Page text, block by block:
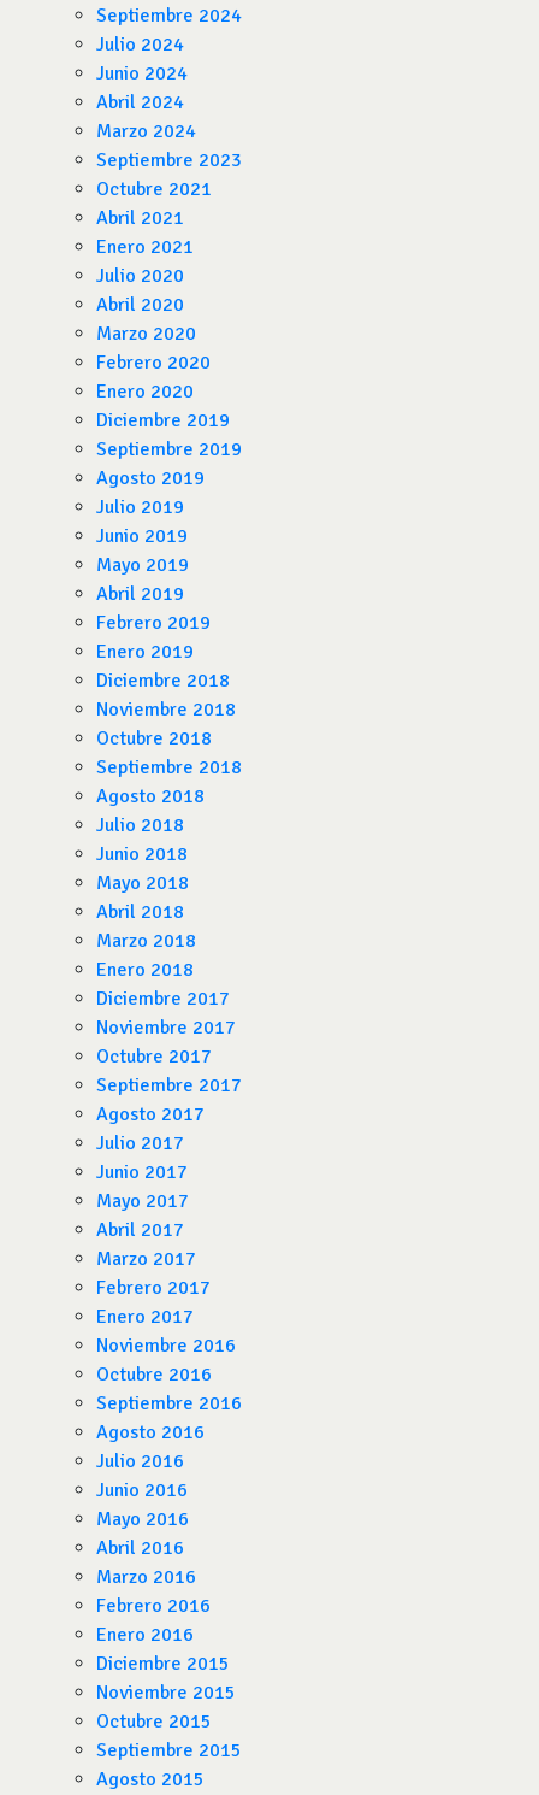
Septiembre 2024
Julio 2024
Junio 2024
Abril 2024
Marzo 2024
Septiembre 2023
Octubre 2021
Abril 2021
Enero 2021
Julio 2020
Abril 2020
Marzo 2020
Febrero 2020
Enero 2020
Diciembre 2019
Septiembre 2019
Agosto 2019
Julio 2019
Junio 2019
Mayo 2019
Abril 2019
Febrero 2019
Enero 2019
Diciembre 2018
Noviembre 2018
Octubre 2018
Septiembre 2018
Agosto 2018
Julio 2018
Junio 2018
Mayo 2018
Abril 2018
Marzo 2018
Enero 2018
Diciembre 2017
Noviembre 2017
Octubre 2017
Septiembre 2017
Agosto 2017
Julio 2017
Junio 2017
Mayo 2017
Abril 2017
Marzo 2017
Febrero 2017
Enero 2017
Noviembre 2016
Octubre 2016
Septiembre 2016
Agosto 2016
Julio 2016
Junio 2016
Mayo 2016
Abril 2016
Marzo 2016
Febrero 2016
Enero 2016
Diciembre 2015
Noviembre 2015
Octubre 2015
Septiembre 2015
Agosto 2015